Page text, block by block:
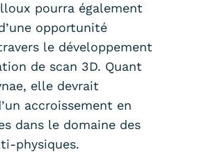
pourra également
opportunité
le développement
de scan 3D. Quant
elle devrait
accroissement en
dans le domaine des
physiques.